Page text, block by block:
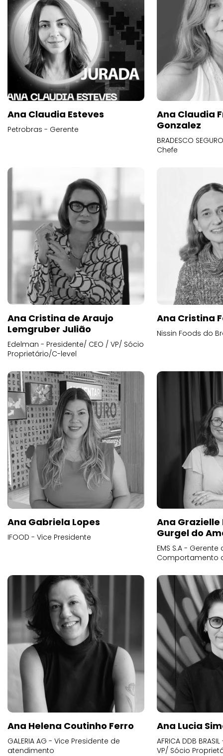
Ana Claudia Esteves
Petrobras - Gerente
Ana Claudia
Gonzalez
BRADESCO
Chefe
Ana Cristina de Araujo
Lemgruber Julião
Edelman - Presidente/ CEO / VP/ Sócio
Proprietário/C-level
Ana Cristina
Nissin Foods do
Ana Gabriela Lopes
IFOOD - Vice Presidente
Ana
Gurgel do
EMS S.A -
Comportamento
Ana Helena Coutinho Ferro
GALERIA AG - Vice Presidente de
atendimento
Ana Lucia
AFRICA DDB
VP/ Sócio